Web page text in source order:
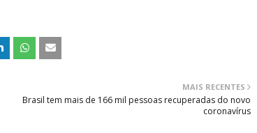
MAIS RECENTES
Brasil tem mais de 166 mil pessoas recuperadas do novo
coronavírus